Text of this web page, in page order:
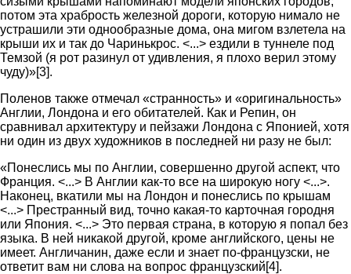
потом эта храбрость железной дороги, которую нимало не
устрашили эти однообразные дома, она мигом взлетела на
крыши их и так до Чаринькрос. <...> ездили в туннеле под
Темзой (я рот разинул от удивления, я плохо верил этому
чуду)»[3].
Поленов также отмечал «странность» и «оригинальность»
Англии, Лондона и его обитателей. Как и Репин, он
сравнивал архитектуру и пейзажи Лондона с Японией, хотя
ни один из двух художников в последней ни разу не был:
«Понеслись мы по Англии, совершенно другой аспект, что
Франция. <...> В Англии как-то все на широкую ногу <...>.
Наконец, вкатили мы на Лондон и понеслись по крышам
<...> Престранный вид, точно какая-то карточная городня
или Япония. <...> Это первая страна, в которую я попал без
языка. В ней никакой другой, кроме английского, цены не
имеет. Англичанин, даже если и знает по-французски, не
ответит вам ни слова на вопрос французский[4].